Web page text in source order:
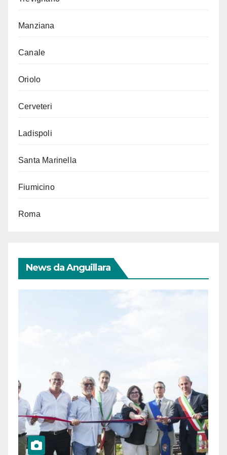
Manziana
Canale
Oriolo
Cerveteri
Ladispoli
Santa Marinella
Fiumicino
Roma
News da Anguillara